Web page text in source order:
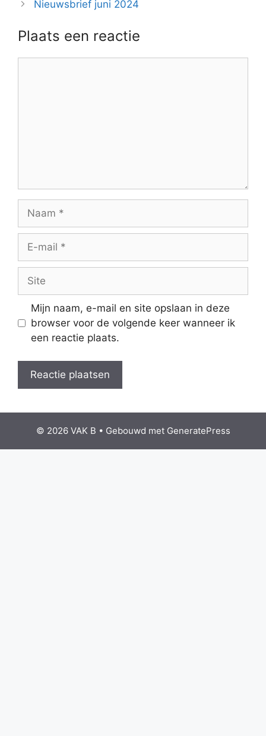
Nieuwsbrief juni 2024
Plaats een reactie
Naam
Site
Mijn naam, e-mail en site opslaan in deze
browser voor de volgende keer wanneer ik
een reactie plaats.
© 2026 VAK B • Gebouwd met GeneratePress